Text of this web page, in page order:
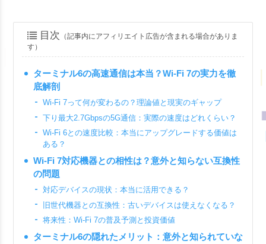
目次 （記事内にアフィリエイト広告が含まれる場合がありま
す）
ターミナル6の高速通信は本当？Wi-Fi 7の実力を徹
底解剖
Wi-Fi 7って何が変わるの？理論値と現実のギャップ
下り最大2.7Gbpsの5G通信：実際の速度はどれくらい？
Wi-Fi 6との速度比較：本当にアップグレードする価値は
ある？
Wi-Fi 7対応機器との相性は？意外と知らない互換性
の問題
対応デバイスの現状：本当に活用できる？
旧世代機器との互換性：古いデバイスは使えなくなる？
将来性：Wi-Fi 7の普及予測と投資価値
ターミナル6の隠れたメリット：意外と知られていな